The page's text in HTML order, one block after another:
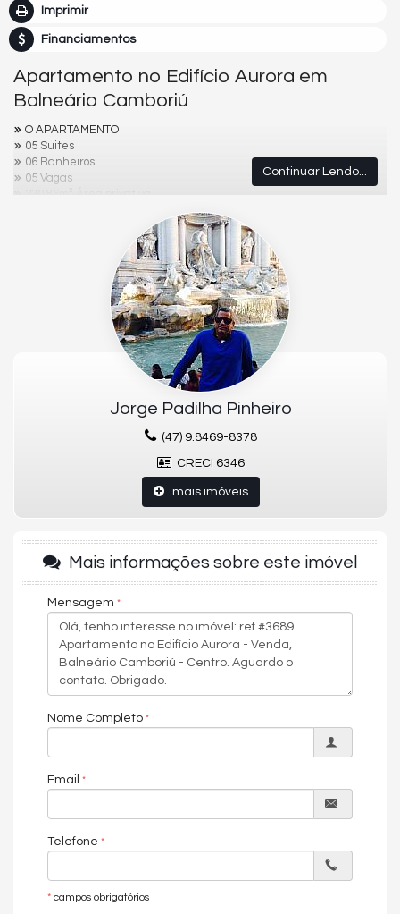
Imprimir
Financiamentos
Apartamento no Edifício Aurora em
Balneário Camboriú
O APARTAMENTO
05 Suites
06 Banheiros
05 Vagas
230.86m² Área privativa
Sacada de frente para o mar
Banheiro de Serviço
EMPREENDIMENTO:
Piscina Externa com Prainha
Estar da Piscina
Sport Grill
Kids Play
Sunset Grill
Sunset Boulevard
Quadra Futebol Society
Continuar Lendo...
Jorge Padilha Pinheiro
(47) 9.8469-8378
CRECI 6346
mais imóveis
Mais informações sobre este imóvel
Mensagem
Nome Completo
Email
Telefone
* campos obrigatórios